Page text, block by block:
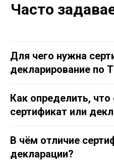
Часто
Для чего нужна
декларирование по
Как определить,
сертификат или
В чём отличие
декларации?